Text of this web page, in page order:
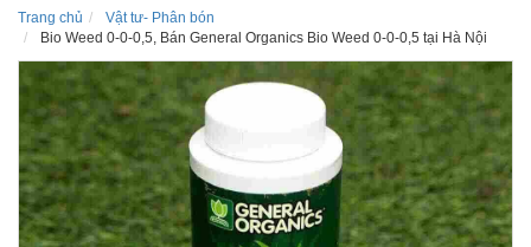
Trang chủ
Vật tư- Phân bón
Bio Weed 0-0-0,5, Bán General Organics Bio Weed 0-0-0,5 tại Hà Nội